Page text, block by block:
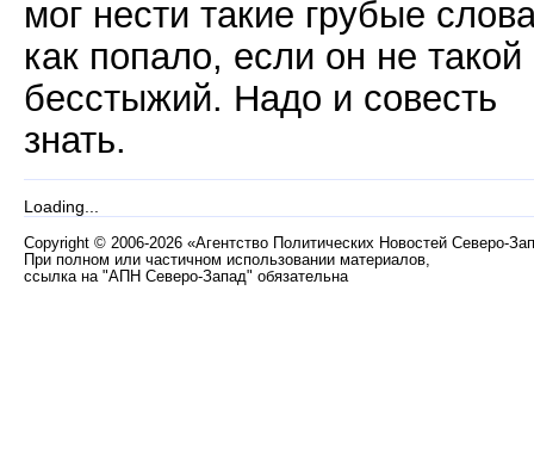
мог нести такие грубые
как попало, если он не такой
бесстыжий. Надо и совесть
знать.
Loading...
Copyright © 2006-2026 «Агентство Политических Новостей Северо-
При полном или частичном использовании материалов,
ссылка на "АПН Северо-Запад" обязательна